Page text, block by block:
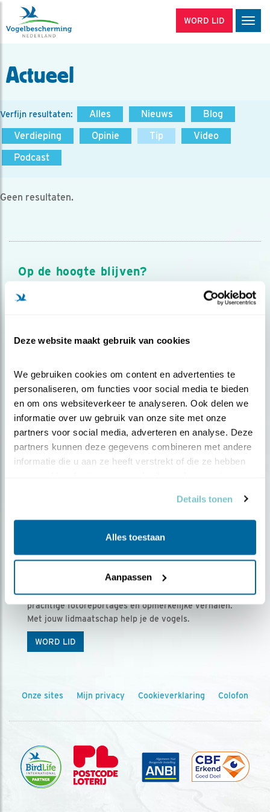
Deze website maakt gebruik van cookies
We gebruiken cookies om content en advertenties te
personaliseren, om functies voor social media te bieden
en om ons websiteverkeer te analyseren. Ook delen we
informatie over uw gebruik van onze site met onze
partners voor social media, adverteren en analyse. Deze
partners kunnen deze gegevens combineren met andere
informatie die u aan ze heeft verstrekt of die ze hebben
Details tonen
Alles toestaan
Aanpassen
WORD LID
Actueel
Verfijn resultaten: Alles Nieuws
Blog
Verdieping
Opinie Tip
Video
Podcast
Geen resultaten.
Op de hoogte blijven?
Meld je aan en ontvang nieuws, inspiratie, acties en tips
over vogels en activiteiten van Vogelbescherming.
Ontvang 5 x Vogels voor € 36,00 per jaar
Vogels is het tijdschrift voor onze leden, met
prachtige fotoreportages en opmerkelijke verhalen.
Met jouw lidmaatschap help je de vogels.
WORD LID
Onze sites Mijn privacy Cookieverklaring Colofon